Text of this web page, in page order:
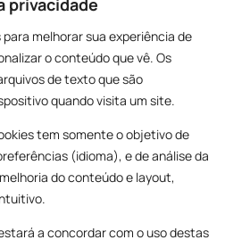
privacidade
melhorar sua experiência de
o conteúdo que vê. Os
de texto que são
quando visita um site.
tem somente o objetivo de
(idioma), e de análise da
do conteúdo e layout,
a concordar com o uso destas
1116
da Caparica